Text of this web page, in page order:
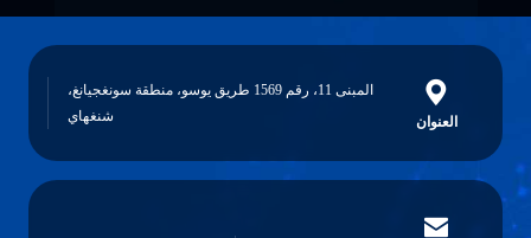
العنوان
المبنى 11، رقم 1569 طريق يوسو، منطقة سونغجيانغ،
شنغهاي